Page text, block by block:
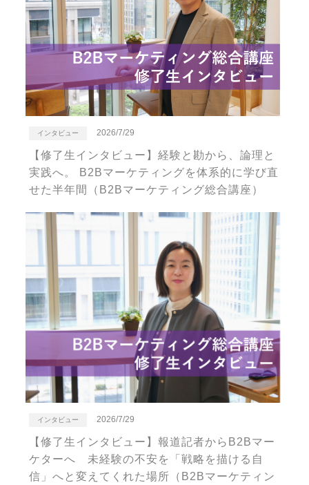
インタビュー 2026/7/29
【修了生インタビュー】経験と勘から、論理と
実践へ。 B2Bマーケティングを体系的に学び直
せた半年間（B2Bマーケティング総合講座）
インタビュー 2026/7/29
【修了生インタビュー】報道記者からB2Bマー
ケターへ 未経験の不安を「戦略を描ける自
信」へと変えてくれた場所（B2Bマーケティン